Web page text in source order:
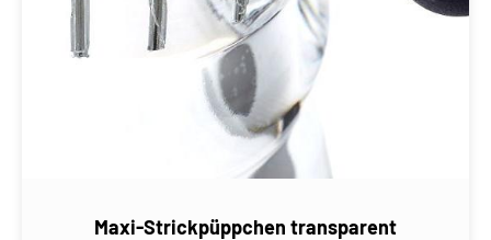
Maxi-Strickpüppchen transparent